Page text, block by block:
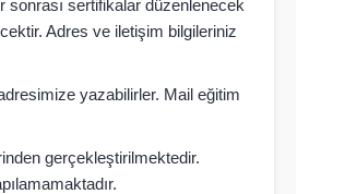
sertifikalar düzenlenecek
Adres ve iletişim bilgileriniz
yazabilirler. Mail eğitim
gerçekleştirilmektedir.